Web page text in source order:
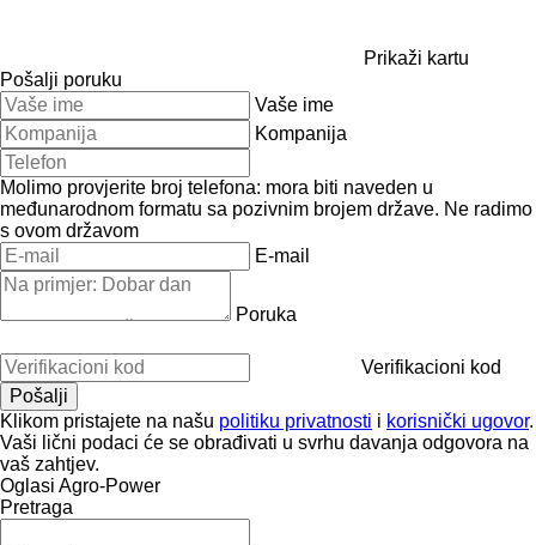
Prikaži kartu
Pošalji poruku
Vaše ime
Kompanija
Molimo provjerite broj telefona: mora biti naveden u
međunarodnom formatu sa pozivnim brojem države. Ne radimo
s ovom državom
E-mail
Poruka
Verifikacioni kod
Klikom pristajete na našu politiku privatnosti i korisnički ugovor.
Vaši lični podaci će se obrađivati ​​u svrhu davanja odgovora na
vaš zahtjev.
Oglasi Agro-Power
Pretraga